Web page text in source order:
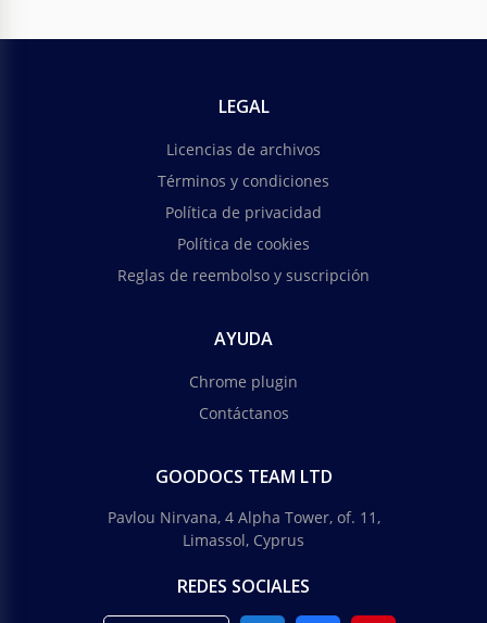
LEGAL
Licencias de archivos
Términos y condiciones
Política de privacidad
Política de cookies
Reglas de reembolso y suscripción
AYUDA
Chrome plugin
Contáctanos
GOODOCS TEAM LTD
Pavlou Nirvana, 4 Alpha Tower, of. 11,
Limassol, Cyprus
REDES SOCIALES